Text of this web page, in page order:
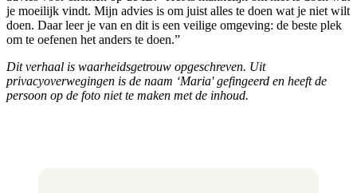
je moeilijk vindt. Mijn advies is om juist alles te doen wat je niet wilt
doen. Daar leer je van en dit is een veilige omgeving: de beste plek
om te oefenen het anders te doen.”
Dit verhaal is waarheidsgetrouw opgeschreven. Uit
privacyoverwegingen is de naam ‘Maria' gefingeerd en heeft de
persoon op de foto niet te maken met de inhoud.